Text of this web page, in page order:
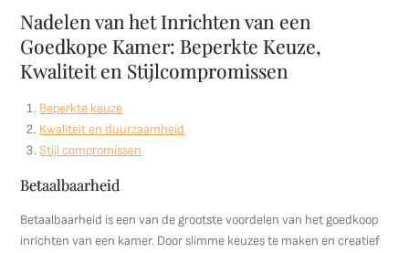
Nadelen van het Inrichten van een
Goedkope Kamer: Beperkte Keuze,
Kwaliteit en Stijlcompromissen
Beperkte keuze
Kwaliteit en duurzaamheid
Stijl compromissen
Betaalbaarheid
Betaalbaarheid is een van de grootste voordelen van het goedkoop
inrichten van een kamer. Door slimme keuzes te maken en creatief